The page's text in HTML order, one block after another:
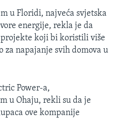
u Floridi, najveća svjetska
energije, rekla je da
koji bi koristili više
za napajanje svih domova u
Power-a,
u Ohaju, rekli su da je
ove kompanije